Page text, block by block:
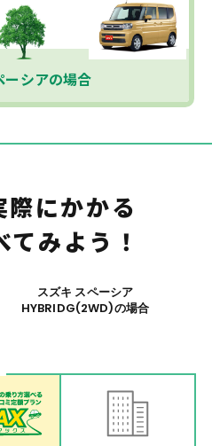
ーシアの場合
にかかる
みよう！
スズキ スペーシア
HYBRIDG(2WD)の場合